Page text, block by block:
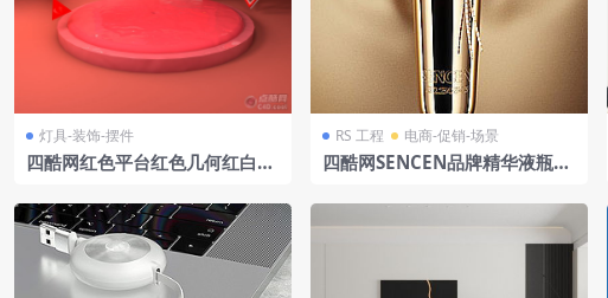
灯具-装饰-摆件
四酷网红色平台红色几何红白条
RS 工程 电商-促销-场景
四酷网SENCEN品牌精华液瓶及